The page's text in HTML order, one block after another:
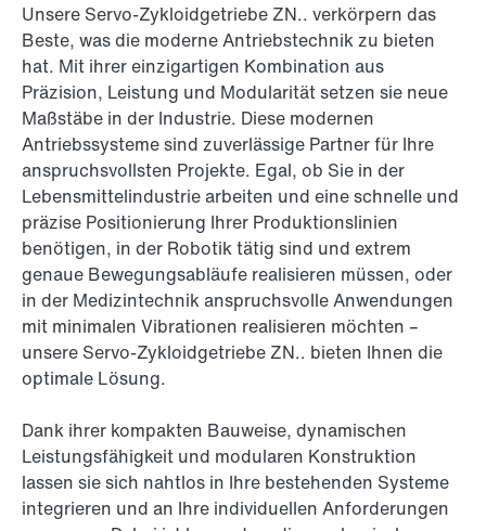
Unsere Servo-Zykloidgetriebe ZN.. verkörpern das
Beste, was die moderne Antriebstechnik zu bieten
hat. Mit ihrer einzigartigen Kombination aus
Präzision, Leistung und Modularität setzen sie neue
Maßstäbe in der Industrie. Diese modernen
Antriebssysteme sind zuverlässige Partner für Ihre
anspruchsvollsten Projekte. Egal, ob Sie in der
Lebensmittelindustrie arbeiten und eine schnelle und
präzise Positionierung Ihrer Produktionslinien
benötigen, in der Robotik tätig sind und extrem
genaue Bewegungsabläufe realisieren müssen, oder
in der Medizintechnik anspruchsvolle Anwendungen
mit minimalen Vibrationen realisieren möchten –
unsere Servo-Zykloidgetriebe ZN.. bieten Ihnen die
optimale Lösung.
Dank ihrer kompakten Bauweise, dynamischen
Leistungsfähigkeit und modularen Konstruktion
lassen sie sich nahtlos in Ihre bestehenden Systeme
integrieren und an Ihre individuellen Anforderungen